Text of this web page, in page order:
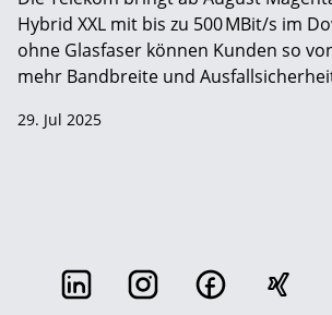
Hybrid XXL mit bis zu 500 MBit/s im
ohne Glasfaser können Kunden so
mehr Bandbreite und
29. Jul 2025